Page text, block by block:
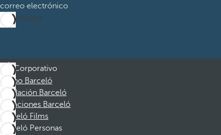
correo electrónico
Suscribirme
Corporativo
Grupo Barceló
Fundación Barceló
Vacaciones Barceló
Barceló Films
Barceló Personas